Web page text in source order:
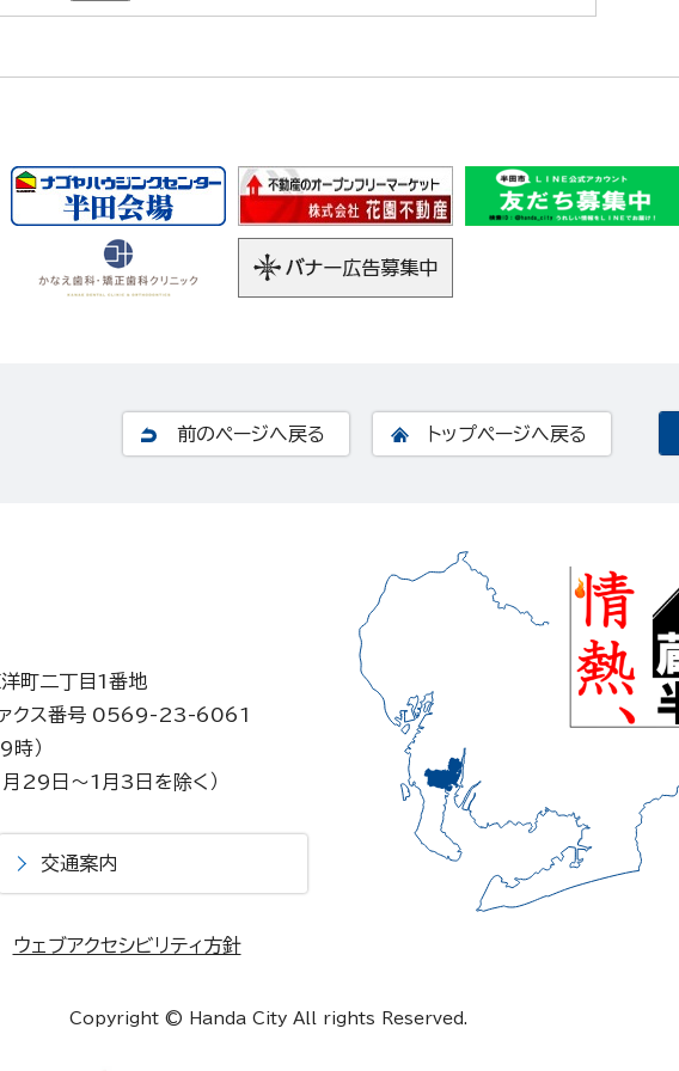
前のページへ戻る トップページへ戻る
町二丁目1番地
クス番号 0569-23-6061
）
29日～1月3日を除く）
交通案内
ウェブアクセシビリティ方針
Copyright © Handa City All rights Reserved.